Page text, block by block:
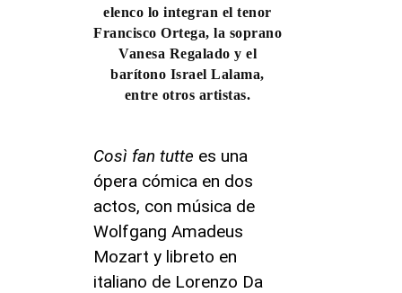
elenco lo integran el tenor
Francisco Ortega, la soprano
Vanesa Regalado y el
barítono Israel Lalama,
entre otros artistas.
Così fan tutte es una
ópera cómica en dos
actos, con música de
Wolfgang Amadeus
Mozart y libreto en
italiano de Lorenzo Da